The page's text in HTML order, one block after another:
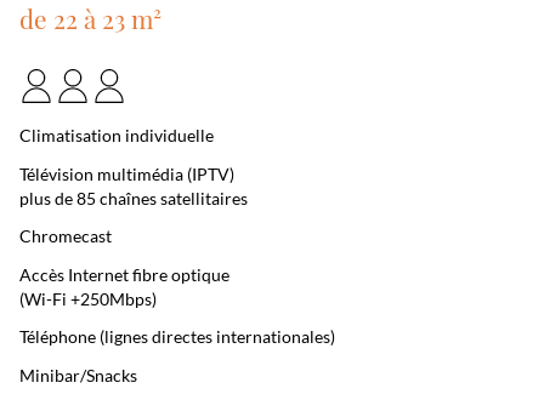
de 22 à 23 m²
Climatisation individuelle
Télévision multimédia (IPTV)
plus de 85 chaînes satellitaires
Chromecast
Accès Internet fibre optique
(Wi-Fi +250Mbps)
Téléphone (lignes directes internationales)
Minibar/Snacks